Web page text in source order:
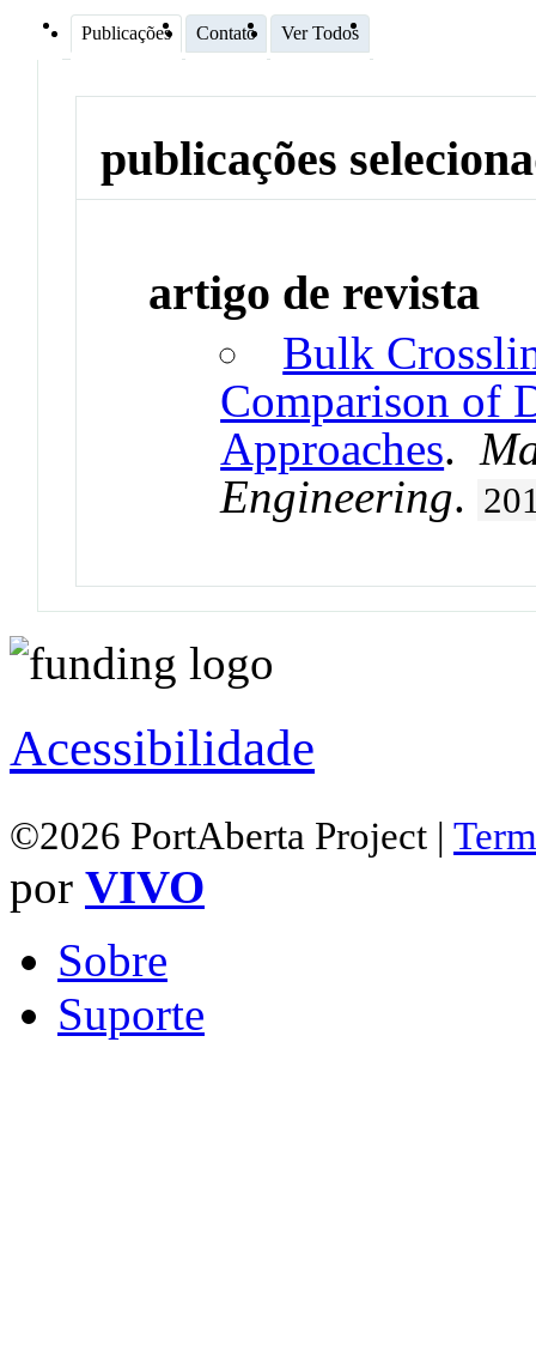
Publicações Contato Ver Todos
publicações
artigo de revista
Bulk
Comparison of
Approaches.
Engineering.
Acessibilidade
©2026 PortAberta Project |
por VIVO
Sobre
Suporte